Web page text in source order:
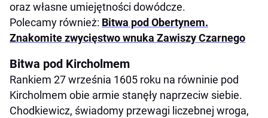
oraz własne umiejętności dowódcze.​
Polecamy również: Bitwa pod Obertynem.
Znakomite zwycięstwo wnuka Zawiszy Czarnego
Bitwa pod Kircholmem
Rankiem 27 września 1605 roku na równinie pod
Kircholmem obie armie stanęły naprzeciw siebie.
Chodkiewicz, świadomy przewagi liczebnej wroga,